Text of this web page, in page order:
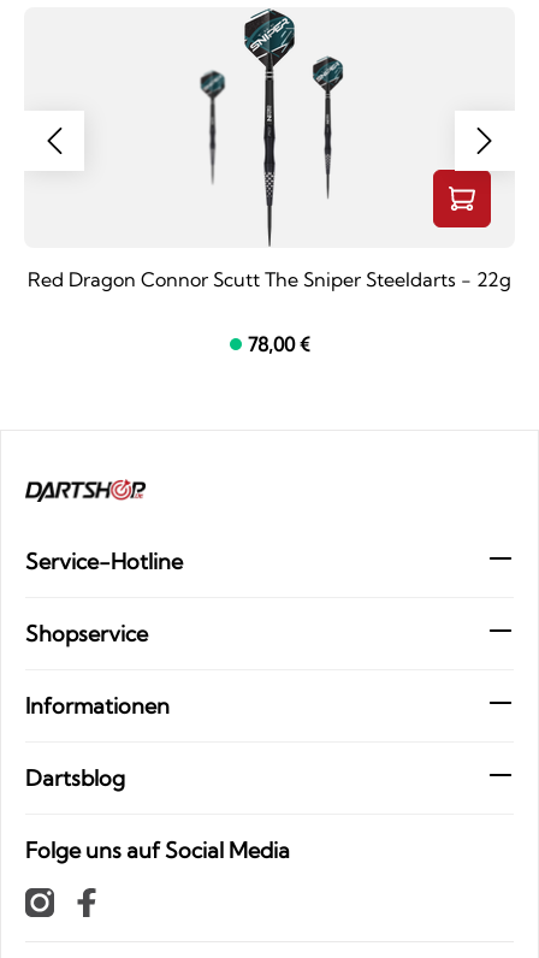
Red Dragon Connor Scutt The Sniper Steeldarts - 22g
78,00 €
Service-Hotline
Shopservice
Informationen
Dartsblog
Folge uns auf Social Media